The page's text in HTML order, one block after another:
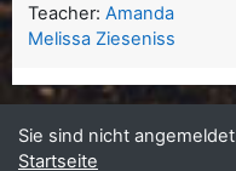
Teacher: Amanda
Melissa Zieseniss
Sie sind nicht
Startseite